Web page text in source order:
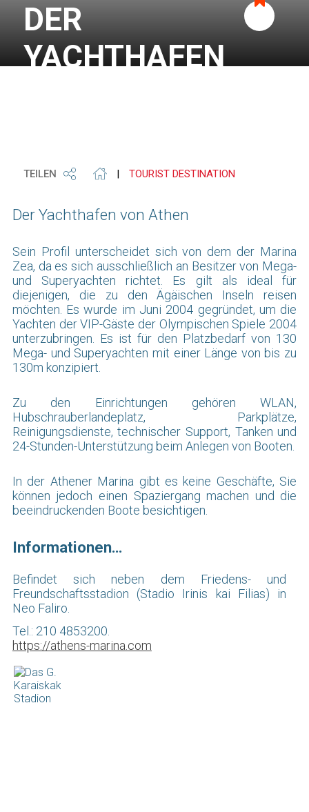
DER
YACHTHAFEN
Zu
TEILEN | TOURIST DESTINATION
Der Yachthafen von Athen
Sein Profil unterscheidet sich von dem der Marina
Zea, da es sich ausschließlich an Besitzer von Mega-
und Superyachten richtet. Es gilt als ideal für
diejenigen, die zu den Ägäischen Inseln reisen
möchten. Es wurde im Juni 2004 gegründet, um die
Yachten der VIP-Gäste der Olympischen Spiele 2004
unterzubringen. Es ist für den Platzbedarf von 130
Mega- und Superyachten mit einer Länge von bis zu
130m konzipiert.
Zu den Einrichtungen gehören WLAN,
Hubschrauberlandeplatz, Parkplätze,
Reinigungsdienste, technischer Support, Tanken und
24-Stunden-Unterstützung beim Anlegen von Booten.
In der Athener Marina gibt es keine Geschäfte, Sie
können jedoch einen Spaziergang machen und die
beeindruckenden Boote besichtigen.
Informationen…
Befindet sich neben dem Friedens- und
Freundschaftsstadion (Stadio Irinis kai Filias) in
Neo Faliro.
Tel.: 210 4853200.
https://athens-marina.com